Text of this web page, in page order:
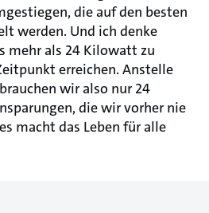
die auf den besten
werden. Und ich denke
mehr als 24 Kilowatt zu
erreichen. Anstelle
wir also nur 24
die wir vorher nie
macht das Leben für alle